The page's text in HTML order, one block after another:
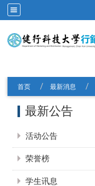
首页 最新消息
最新公告
活动公告
荣誉榜
学生讯息